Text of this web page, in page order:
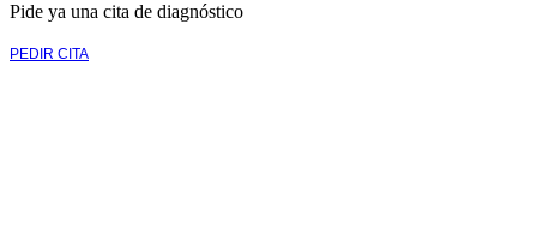
Pide ya una cita de diagnóstico
PEDIR CITA